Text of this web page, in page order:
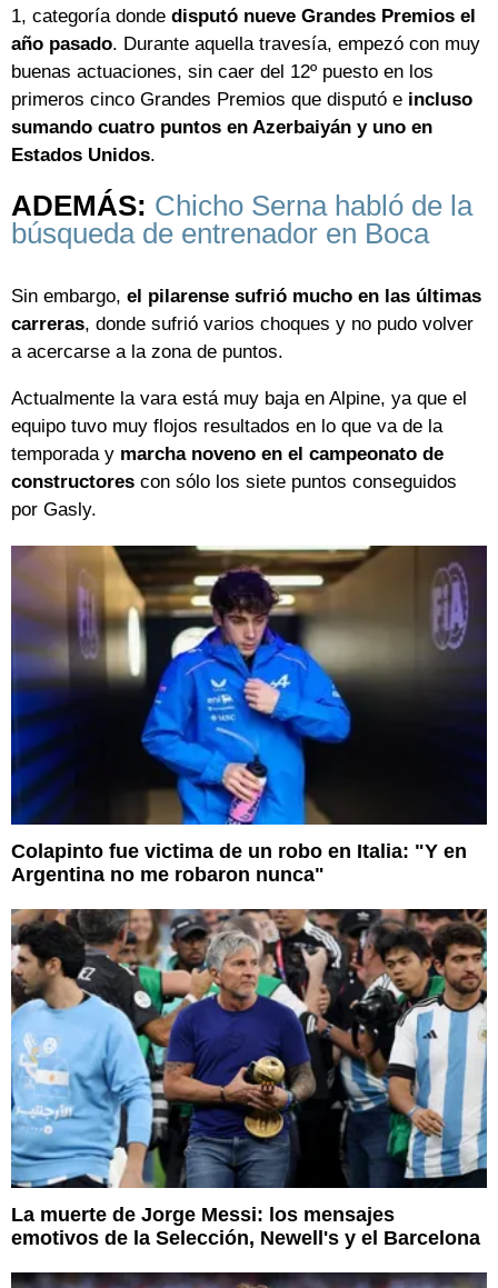
1, categoría donde disputó nueve Grandes Premios el
año pasado. Durante aquella travesía, empezó con muy
buenas actuaciones, sin caer del 12º puesto en los
primeros cinco Grandes Premios que disputó e incluso
sumando cuatro puntos en Azerbaiyán y uno en
Estados Unidos.
ADEMÁS: Chicho Serna habló de la
búsqueda de entrenador en Boca
Sin embargo, el pilarense sufrió mucho en las últimas
carreras, donde sufrió varios choques y no pudo volver
a acercarse a la zona de puntos.
Actualmente la vara está muy baja en Alpine, ya que el
equipo tuvo muy flojos resultados en lo que va de la
temporada y marcha noveno en el campeonato de
constructores con sólo los siete puntos conseguidos
por Gasly.
Colapinto fue victima de un robo en Italia: "Y en
Argentina no me robaron nunca"
La muerte de Jorge Messi: los mensajes
emotivos de la Selección, Newell's y el Barcelona